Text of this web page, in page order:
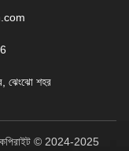
ঝেংঝো শহর
কপিরাইট © 2024-2025